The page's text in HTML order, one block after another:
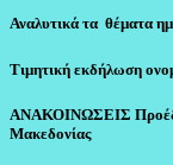
Αναλυτικά τα θέματα
Τιμητική εκδήλωση
ΑΝΑΚΟΙΝΩΣΕΙΣ
Μακεδονίας